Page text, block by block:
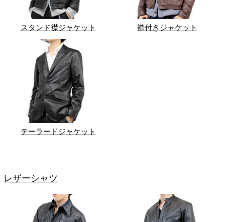
スタンド襟ジャケット 襟付きジャケット
テーラードジャケット
レザーシャツ